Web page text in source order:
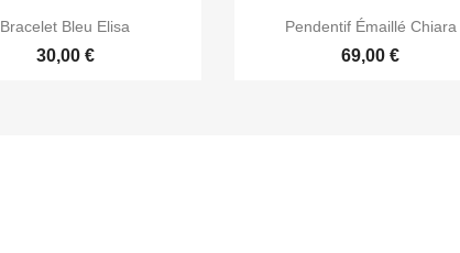
 Aperçu rapide
Bracelet Bleu Elisa
30,00 €
 Aperçu rapide
Pendentif Émaillé Chiara
69,00 €